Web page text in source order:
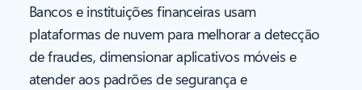
Bancos e instituições financeiras usam
plataformas de nuvem para melhorar a detecção
de fraudes, dimensionar aplicativos móveis e
atender aos padrões de segurança e